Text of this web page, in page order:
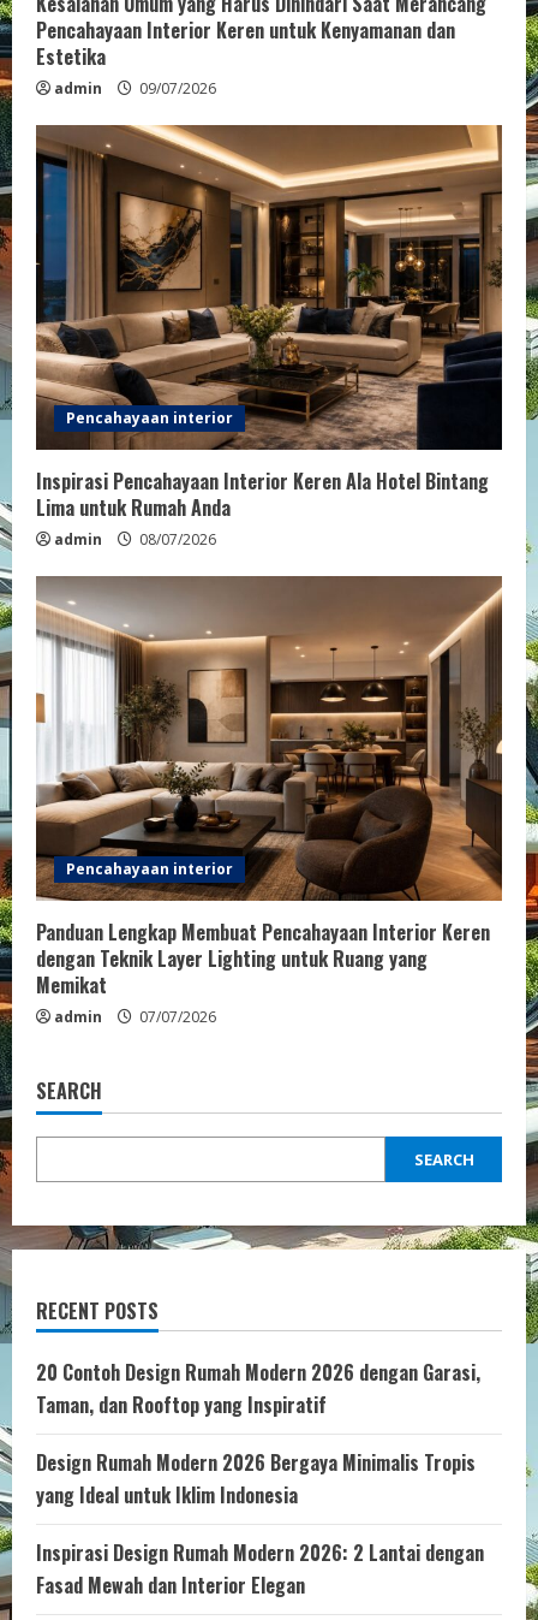
Pencahayaan Interior Keren untuk Kenyamanan dan
Estetika
admin 09/07/2026
Pencahayaan interior
Inspirasi Pencahayaan Interior Keren Ala Hotel Bintang
Lima untuk Rumah Anda
admin 08/07/2026
Pencahayaan interior
Panduan Lengkap Membuat Pencahayaan Interior Keren
dengan Teknik Layer Lighting untuk Ruang yang
Memikat
admin 07/07/2026
SEARCH
SEARCH
RECENT POSTS
20 Contoh Design Rumah Modern 2026 dengan Garasi,
Taman, dan Rooftop yang Inspiratif
Design Rumah Modern 2026 Bergaya Minimalis Tropis
yang Ideal untuk Iklim Indonesia
Inspirasi Design Rumah Modern 2026: 2 Lantai dengan
Fasad Mewah dan Interior Elegan